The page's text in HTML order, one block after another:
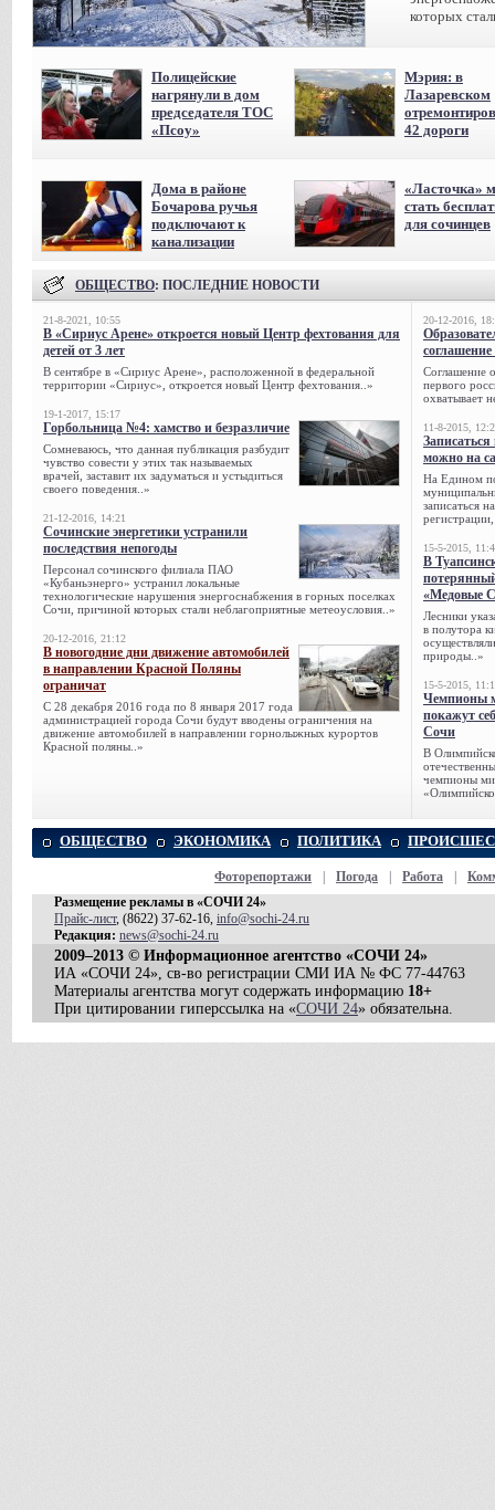
которых
Полицейские
нагрянули в дом
председателя ТОС
«Псоу»
Мэрия: в
Лазаревском
42 дороги
Дома в районе
Бочарова ручья
подключают к
канализации
«Ласточка»
стать
для сочинцев
ОБЩЕСТВО: ПОСЛЕДНИЕ НОВОСТИ
21-8-2021, 10:55
В «Сириус Арене» откроется новый Центр фехтования для
детей от 3 лет
В сентябре в «Сириус Арене», расположенной в федеральной
территории «Сириус», откроется новый Центр фехтования..»
19-1-2017, 15:17
Горбольница №4: хамство и безразличие
Сомневаюсь, что данная публикация разбудит
чувство совести у этих так называемых
врачей, заставит их задуматься и устыдиться
своего поведения..»
21-12-2016, 14:21
Сочинские энергетики устранили
последствия непогоды
Персонал сочинского филиала ПАО
«Кубаньэнерго» устранил локальные
технологические нарушения энергоснабжения в горных поселках
Сочи, при­чиной которых стали неблагоприятные метеоусловия..»
20-12-2016, 21:12
В новогодние дни движение автомобилей
в направлении Красной Поляны
ограничат
С 28 декабря 2016 года по 8 января 2017 года
администрацией города Сочи будут вводены ограничения на
движение автомобилей в направлении горнолыжных курортов
Красной поляны..»
20-12-2016,
соглашение
Соглашение
первого
охватывает
11-8-2015,
Записаться
можно на
На Едином
записаться
15-5-2015,
В
«Медовые
Лесники
в полутора
природы..»
15-5-2015,
Чемпионы
покажут
Сочи
В
чемпионы
ОБЩЕСТВО ЭКОНОМИКА ПОЛИТИКА
Фоторепортажи Погода Работа
Размещение рекламы в «СОЧИ 24»
Прайс-лист, (8622) 37-62-16, info@sochi-24.ru
Редакция: news@sochi-24.ru
2009–2013 © Информационное агентство «СОЧИ 24»
ИА «СОЧИ 24», св-во регистрации СМИ ИА № ФС 77-44763
Материалы агентства могут содержать информацию 18+
При цитировании гиперссылка на «СОЧИ 24» обязательна.